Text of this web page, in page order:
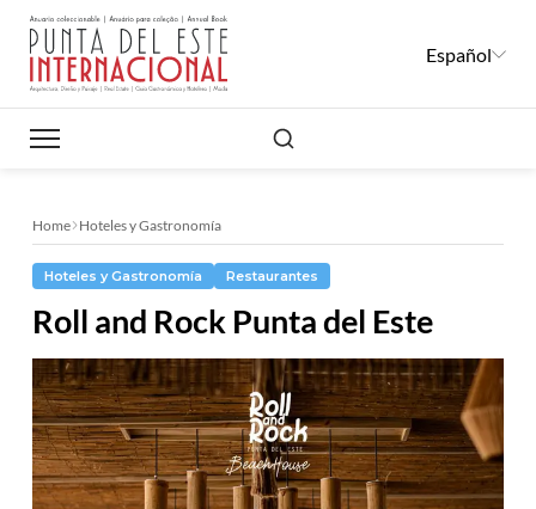
Español
Buscar
Home Hoteles y Gastronomía
Hoteles y Gastronomía Restaurantes
Roll and Rock Punta del Este